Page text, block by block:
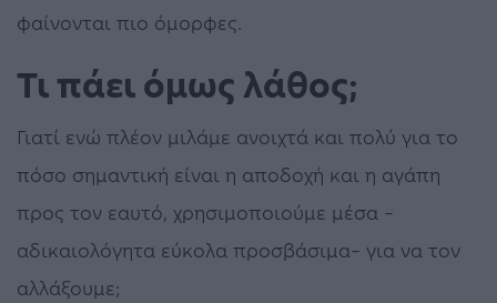
φαίνονται πιο όμορφες.
Τι πάει όμως λάθος;
Γιατί ενώ πλέον μιλάμε ανοιχτά και πολύ για το
πόσο σημαντική είναι η αποδοχή και η αγάπη
προς τον εαυτό, χρησιμοποιούμε μέσα –
αδικαιολόγητα εύκολα προσβάσιμα– για να τον
αλλάξουμε;